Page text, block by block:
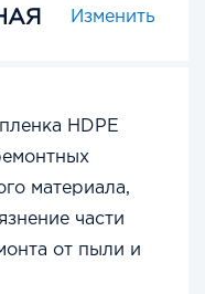
Изменить
HDPE
материала,
части
от пыли и